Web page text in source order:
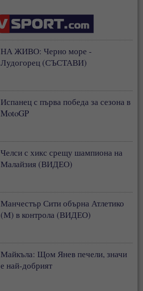
НА ЖИВО: Черно море -
Лудогорец (СЪСТАВИ)
Испанец с първа победа за сезона в
MotoGP
Челси с хикс срещу шампиона на
Малайзия (ВИДЕО)
Манчестър Сити обърна Атлетико
(М) в контрола (ВИДЕО)
Майкъла: Щом Янев печели, значи
е най-добрият